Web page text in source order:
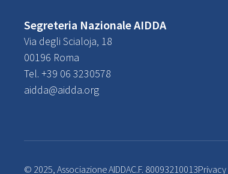
Segreteria Nazionale AIDDA
Via degli Scialoja, 18
00196 Roma
Tel. +39 06 3230578
aidda@aidda.org
© 2025, Associazione AIDDAC.F. 80093210013